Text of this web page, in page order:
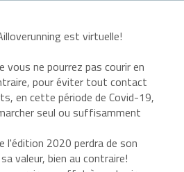
est virtuelle!
vous ne pourrez pas courir en
pour éviter tout contact
en cette période de Covid-19,
seul ou suffisamment
l'édition 2020 perdra de son
valeur, bien au contraire!